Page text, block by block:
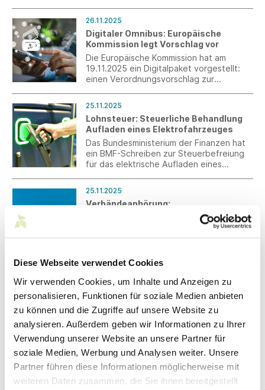
Diese Webseite verwendet Cookies
Wir verwenden Cookies, um Inhalte und Anzeigen zu
personalisieren, Funktionen für soziale Medien anbieten
zu können und die Zugriffe auf unsere Website zu
analysieren. Außerdem geben wir Informationen zu Ihrer
Verwendung unserer Website an unsere Partner für
soziale Medien, Werbung und Analysen weiter. Unsere
Partner führen diese Informationen möglicherweise mit
weiteren Daten zusammen, die Sie ihnen bereitgestellt
Ratsvorschlag vom 19. November 2025
weitestgehend angeschlossen.
26.11.2025
Digitaler Omnibus: Europäische
Kommission legt Vorschlag vor
Die Europäische Kommission hat am
19.11.2025 ein Digitalpaket vorgestellt:
einen Verordnungsvorschlag zur
wallet“ und eine Mitteilung zur Strategie
für eine Datenunion.
25.11.2025
Lohnsteuer: Steuerliche Behandlung
Aufladen eines Elektrofahrzeuges
Das Bundesministerium der Finanzen hat
ein BMF-Schreiben zur Steuerbefreiung
für das elektrische Aufladen eines
steuerlichen Behandlung der vom
Arbeitnehmer selbst getragenen
25.11.2025
Verbändeanhörung:
Referentenentwurf zur Novelle des
Das BMUKN hat die schriftliche Anhörung
(VerpackG) eingeleitet. Der
Ausweitungen der Erweiterten
Herstellerverordnung, neue
Recyclingquoten und sieht erhebliche
finanzielle Neubelastungen der
Unternehmen vor.
21.11.2025
§ 16 BetrAVG – Anpassung der
Betriebsrenten für die Jahre 2021 bis
Oktober 2025
Ein Arbeitgeber ist gemäß § 16
Betriebsrentengesetz (BetrAVG)
grundsätzlich verpflichtet, die laufenden
Leistungen der betrieblichen
Altersversorgung alle drei Jahre zu
überprüfen und nach billigem Ermessen
18.11.2025